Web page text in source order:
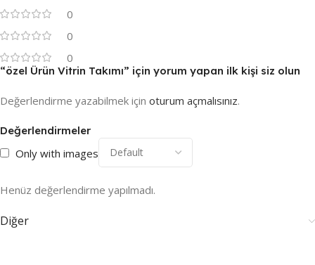
0
0
0
Değerlendirmeler
Only with images
Henüz değerlendirme yapılmadı.
“özel Ürün Vitrin Takımı” için yorum yapan ilk kişi siz olun
Değerlendirme yazabilmek için oturum açmalısınız.
Diğer